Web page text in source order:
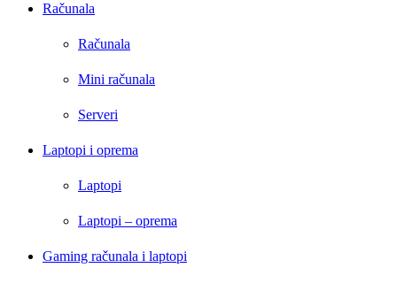
Računala
Računala
Mini računala
Serveri
Laptopi i oprema
Laptopi
Laptopi – oprema
Gaming računala i laptopi